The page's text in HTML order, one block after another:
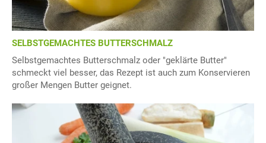
SELBSTGEMACHTES BUTTERSCHMALZ
Selbstgemachtes Butterschmalz oder "geklärte Butter"
schmeckt viel besser, das Rezept ist auch zum Konservieren
großer Mengen Butter geignet.